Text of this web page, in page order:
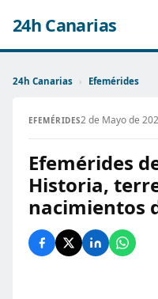
24h Canarias
24h Canarias › Efemérides
EFEMÉRIDES2 de Mayo de
Efemérides
Historia,
nacimientos